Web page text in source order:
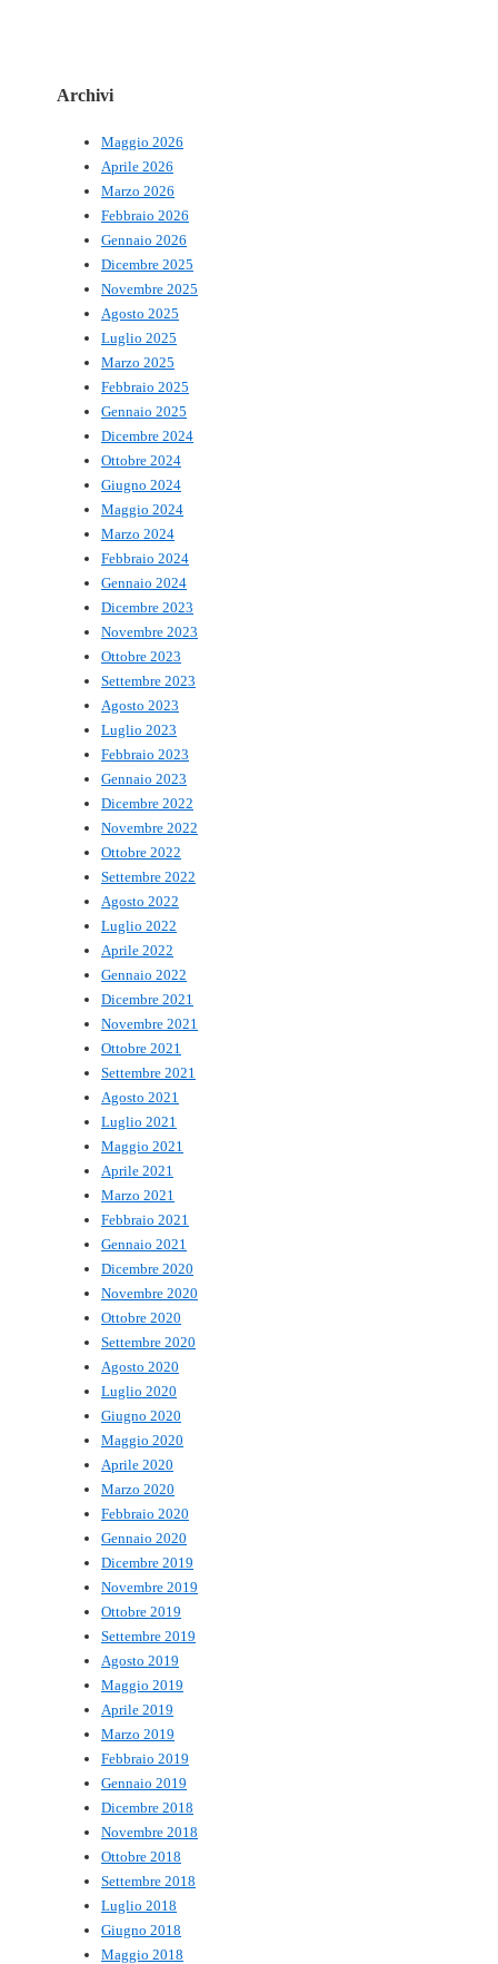
Archivi
Maggio 2026
Aprile 2026
Marzo 2026
Febbraio 2026
Gennaio 2026
Dicembre 2025
Novembre 2025
Agosto 2025
Luglio 2025
Marzo 2025
Febbraio 2025
Gennaio 2025
Dicembre 2024
Ottobre 2024
Giugno 2024
Maggio 2024
Marzo 2024
Febbraio 2024
Gennaio 2024
Dicembre 2023
Novembre 2023
Ottobre 2023
Settembre 2023
Agosto 2023
Luglio 2023
Febbraio 2023
Gennaio 2023
Dicembre 2022
Novembre 2022
Ottobre 2022
Settembre 2022
Agosto 2022
Luglio 2022
Aprile 2022
Gennaio 2022
Dicembre 2021
Novembre 2021
Ottobre 2021
Settembre 2021
Agosto 2021
Luglio 2021
Maggio 2021
Aprile 2021
Marzo 2021
Febbraio 2021
Gennaio 2021
Dicembre 2020
Novembre 2020
Ottobre 2020
Settembre 2020
Agosto 2020
Luglio 2020
Giugno 2020
Maggio 2020
Aprile 2020
Marzo 2020
Febbraio 2020
Gennaio 2020
Dicembre 2019
Novembre 2019
Ottobre 2019
Settembre 2019
Agosto 2019
Maggio 2019
Aprile 2019
Marzo 2019
Febbraio 2019
Gennaio 2019
Dicembre 2018
Novembre 2018
Ottobre 2018
Settembre 2018
Luglio 2018
Giugno 2018
Maggio 2018